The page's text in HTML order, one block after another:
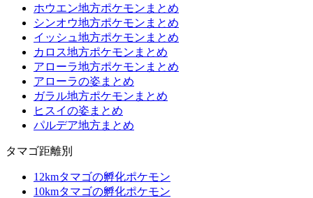
ホウエン地方ポケモンまとめ
シンオウ地方ポケモンまとめ
イッシュ地方ポケモンまとめ
カロス地方ポケモンまとめ
アローラ地方ポケモンまとめ
アローラの姿まとめ
ガラル地方ポケモンまとめ
ヒスイの姿まとめ
パルデア地方まとめ
タマゴ距離別
12kmタマゴの孵化ポケモン
10kmタマゴの孵化ポケモン